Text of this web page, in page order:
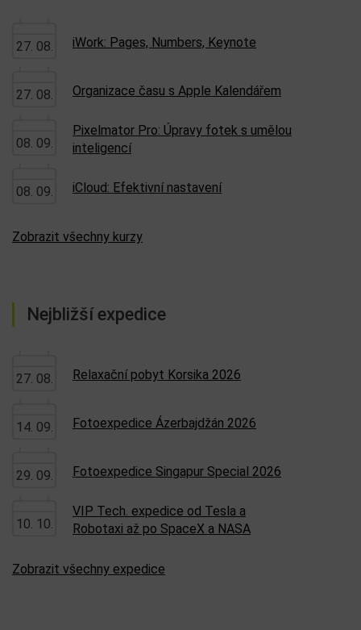
27. 08. iWork: Pages, Numbers, Keynote
27. 08. Organizace času s Apple Kalendářem
08. 09.
Pixelmator Pro: Úpravy fotek s umělou
inteligencí
08. 09. iCloud: Efektivní nastavení
Zobrazit všechny kurzy
Nejbližší expedice
27. 08. Relaxační pobyt Korsika 2026
14. 09. Fotoexpedice Ázerbajdžán 2026
29. 09. Fotoexpedice Singapur Special 2026
10. 10.
VIP Tech. expedice od Tesla a
Robotaxi až po SpaceX a NASA
Zobrazit všechny expedice